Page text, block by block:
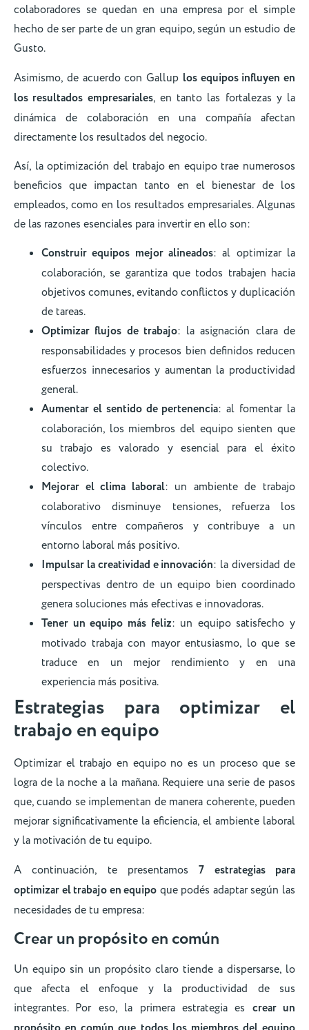
colaboradores se quedan en una empresa por el simple
hecho de ser parte de un gran equipo, según un estudio de
Gusto.
Asimismo, de acuerdo con Gallup los equipos influyen en
los resultados empresariales, en tanto las fortalezas y la
dinámica de colaboración en una compañía afectan
directamente los resultados del negocio.
Así, la optimización del trabajo en equipo trae numerosos
beneficios que impactan tanto en el bienestar de los
empleados, como en los resultados empresariales. Algunas
de las razones esenciales para invertir en ello son:
Construir equipos mejor alineados: al optimizar la
colaboración, se garantiza que todos trabajen hacia
objetivos comunes, evitando conflictos y duplicación
de tareas.
Optimizar flujos de trabajo: la asignación clara de
responsabilidades y procesos bien definidos reducen
esfuerzos innecesarios y aumentan la productividad
general.
Aumentar el sentido de pertenencia: al fomentar la
colaboración, los miembros del equipo sienten que
su trabajo es valorado y esencial para el éxito
colectivo.
Mejorar el clima laboral: un ambiente de trabajo
colaborativo disminuye tensiones, refuerza los
vínculos entre compañeros y contribuye a un
entorno laboral más positivo.
Impulsar la creatividad e innovación: la diversidad de
perspectivas dentro de un equipo bien coordinado
genera soluciones más efectivas e innovadoras.
Tener un equipo más feliz: un equipo satisfecho y
motivado trabaja con mayor entusiasmo, lo que se
traduce en un mejor rendimiento y en una
experiencia más positiva.
Estrategias para optimizar el
trabajo en equipo
Optimizar el trabajo en equipo no es un proceso que se
logra de la noche a la mañana. Requiere una serie de pasos
que, cuando se implementan de manera coherente, pueden
mejorar significativamente la eficiencia, el ambiente laboral
y la motivación de tu equipo.
A continuación, te presentamos7 estrategias para
optimizar el trabajo en equipo que podés adaptar según las
necesidades de tu empresa:
Crear un propósito en común
Un equipo sin un propósito claro tiende a dispersarse, lo
que afecta el enfoque y la productividad de sus
integrantes. Por eso, la primera estrategia es crear un